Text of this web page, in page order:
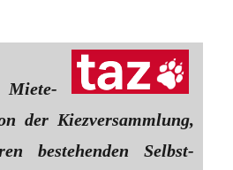
Mie­te­
der Kiezversammlung,
bestehenden Selbst­